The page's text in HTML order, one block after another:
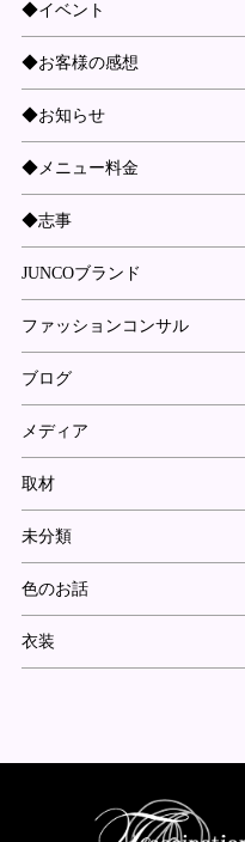
◆イベント
◆お客様の感想
◆お知らせ
◆メニュー料金
◆志事
JUNCOブランド
ファッションコンサル
ブログ
メディア
取材
未分類
色のお話
衣装